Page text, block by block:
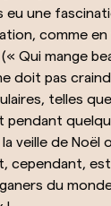
eu une
comme
Qui mange
doit pas
telles
pendant
veille de Noël
cependant,
du